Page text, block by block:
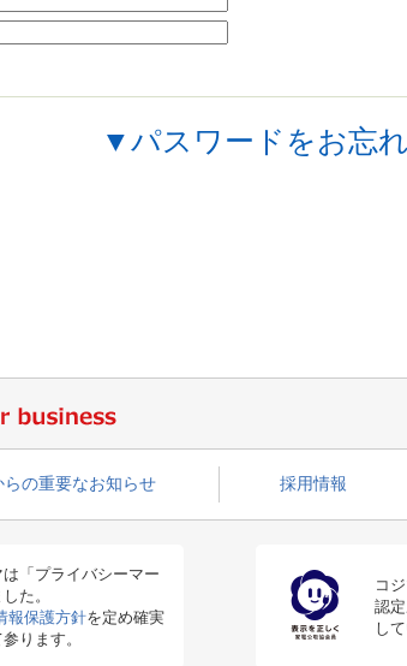
▼パスワードをお忘
らの重要なお知らせ 採用情報
「プライバシーマー
た。
報保護方針を定め確実
ります。
コ
認
し